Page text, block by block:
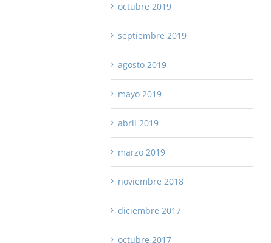
octubre 2019
septiembre 2019
agosto 2019
mayo 2019
abril 2019
marzo 2019
noviembre 2018
diciembre 2017
octubre 2017